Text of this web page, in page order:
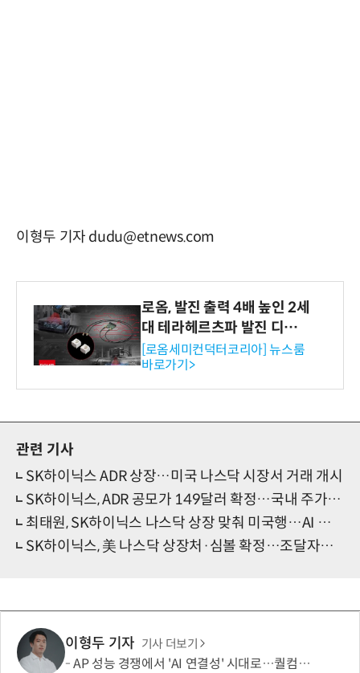
이형두 기자 dudu@etnews.com
로옴, 발진 출력 4배 높인 2세
대 테라헤르츠파 발진 디바이
스 개발
[로옴세미컨덕터코리아] 뉴스룸
바로가기>
관련 기사
SK하이닉스 ADR 상장…미국 나스닥 시장서 거래 개시
SK하이닉스, ADR 공모가 149달러 확정…국내 주가보다 높게 형성
최태원, SK하이닉스 나스닥 상장 맞춰 미국행…AI 빅테크 협력 모색
SK하이닉스, 美 나스닥 상장처·심볼 확정…조달자금은 EUV에 집중 투입
이형두 기자 기사 더보기
AP 성능 경쟁에서 'AI 연결성' 시대로…퀄컴 영역 확장 본격화